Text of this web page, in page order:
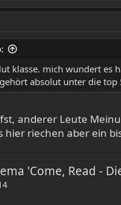
klasse. mich wundert es
absolut unter die top
anderer Leute
hier riechen aber ein
'Come, Read -